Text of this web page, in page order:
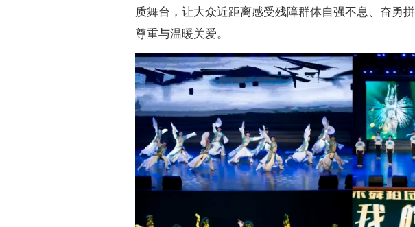
质舞台，让大众近距离感受残障群体自强不息、奋勇
尊重与温暖关爱。